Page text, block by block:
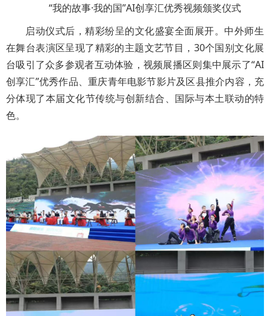
“我的故事·我的国”AI创享汇优秀视频颁奖仪式
启动仪式后，精彩纷呈的文化盛宴全面展开。中外师生
在舞台表演区呈现了精彩的主题文艺节目，30个国别文化展
台吸引了众多参观者互动体验，视频展播区则集中展示了“AI
创享汇”优秀作品、重庆青年电影节影片及区县推介内容，充
分体现了本届文化节传统与创新结合、国际与本土联动的特
色。